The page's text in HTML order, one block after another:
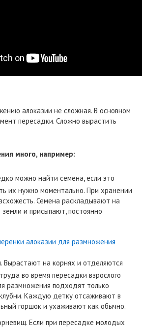
алоказии не сложная. В основном
пересадки. Сложно вырастить
много, например:
можно найти семена, если это
их нужно моментально. При хранении
Семена раскладывают на
земли и присыпают, постоянно
Вырастают на корнях и отделяются
во время пересадки взрослого
размножения подходят только
Каждую детку отсаживают в
горшок и ухаживают как обычно.
Если при пересадке молодых